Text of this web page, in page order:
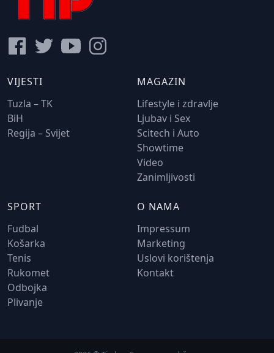
VIJESTI
Tuzla – TK
BiH
Regija – Svijet
MAGAZIN
Lifestyle i zdravlje
Ljubav i Sex
Scitech i Auto
Showtime
Video
Zanimljivosti
SPORT
Fudbal
Košarka
Tenis
Rukomet
Odbojka
Plivanje
O NAMA
Impressum
Marketing
Uslovi korištenja
Kontakt